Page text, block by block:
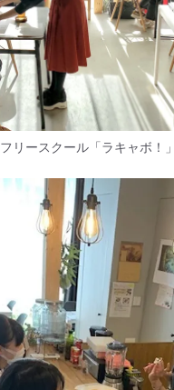
フリースクール「ラキャボ！